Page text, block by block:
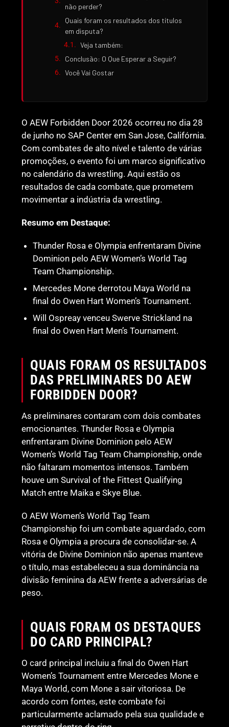
não perder?
Quais foram os resultados dos títulos
em disputa?
Veja também:
Conclusão: O Que Esperar a Seguir?
Você Vai Gostar
O AEW Forbidden Door 2026 ocorreu no dia 28
de junho no SAP Center em San Jose, Califórnia.
Com combates de alto nível e talento de várias
promoções, o evento foi um marco significativo
no calendário da wrestling. Aqui estão os
resultados de cada combate, que prometem
movimentar a indústria da wrestling.
Resumo em Destaque:
Thunder Rosa e Olympia enfrentaram Divine
Dominion pelo AEW Women’s World Tag
Team Championship.
Mercedes Mone derrotou Maya World na
final do Owen Hart Women’s Tournament.
Will Ospreay venceu Swerve Strickland na
final do Owen Hart Men’s Tournament.
QUAIS FORAM OS RESULTADOS
DAS PRELIMINARES DO AEW
FORBIDDEN DOOR?
As preliminares contaram com dois combates
emocionantes. Thunder Rosa e Olympia
enfrentaram Divine Dominion pelo AEW
Women’s World Tag Team Championship, onde
não faltaram momentos intensos. Também
houve um Survival of the Fittest Qualifying
Match entre Maika e Skye Blue.
O AEW Women’s World Tag Team
Championship foi um combate aguardado, com
Rosa e Olympia a procura de consolidar-se. A
vitória de Divine Dominion não apenas manteve
o título, mas estabeleceu a sua dominância na
divisão feminina da AEW frente a adversárias de
peso.
QUAIS FORAM OS DESTAQUES
DO CARD PRINCIPAL?
O card principal incluiu a final do Owen Hart
Women’s Tournament entre Mercedes Mone e
Maya World, com Mone a sair vitoriosa. De
acordo com fontes, este combate foi
particularmente aclamado pela sua qualidade e